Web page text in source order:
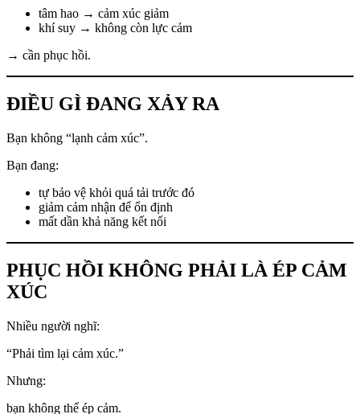
tâm hao → cảm xúc giảm
khí suy → không còn lực cảm
→ cần phục hồi.
ĐIỀU GÌ ĐANG XẢY RA
Bạn không “lạnh cảm xúc”.
Bạn đang:
tự bảo vệ khỏi quá tải trước đó
giảm cảm nhận để ổn định
mất dần khả năng kết nối
PHỤC HỒI KHÔNG PHẢI LÀ ÉP CẢM
XÚC
Nhiều người nghĩ:
“Phải tìm lại cảm xúc.”
Nhưng:
bạn không thể ép cảm.